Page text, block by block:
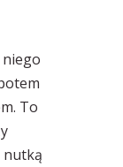
To
nutką